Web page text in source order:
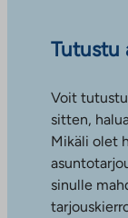
Tutustu
Voit
sitten,
Mikäli olet
sinulle